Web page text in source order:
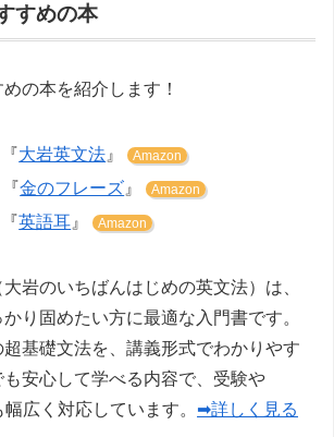
すめの本
の本を紹介します！
大岩英文法 』 Amazon
金のフレーズ 』 Amazon
英語耳 』 Amazon
大岩のいちばんはじめの英文法）は、
り固めたい方に最適な入門書です。
基礎文法を、講義形式でわかりやす
も安心して学べる内容で、受験や
広く対応しています。 ➡詳しく見る